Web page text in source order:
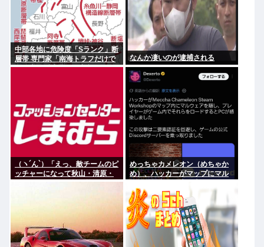
中部各地に危険度「Sランク」断
層帯 専門家「南海トラフだけで
なく直下型地震にも注意を」
なんか凄いのが逮捕される
（ヽ´ん`）「えっ、敵チームのピ
ッチャーになって秋山・清原・
デストラーデを三振に抑えたら
めっちゃカメレオン（めちゃか
め）、ハッカーがマップにマル